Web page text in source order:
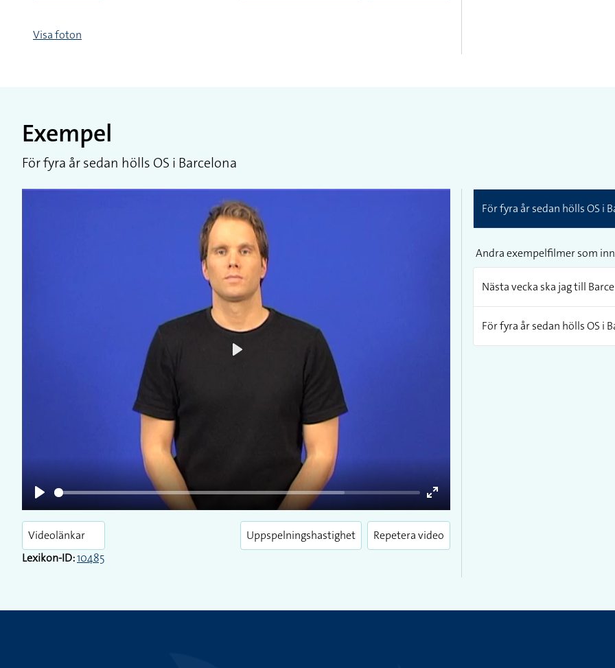
Visa foton
Exempel
För fyra år sedan hölls OS i Barcelona
Play
Enter
fullscreen
Videolänkar
Lexikon-ID:10485
Uppspelningshastighet Repetera video
För fyra år sedan hölls OS i
Andra exempelfilmer som
Nästa vecka ska jag till
För fyra år sedan hölls OS i